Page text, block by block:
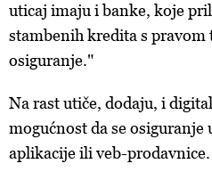
uticaj imaju i banke, koje
stambenih kredita s pravom
osiguranje."
Na rast utiče, dodaju, i
mogućnost da se
aplikacije ili veb-prodavnice.